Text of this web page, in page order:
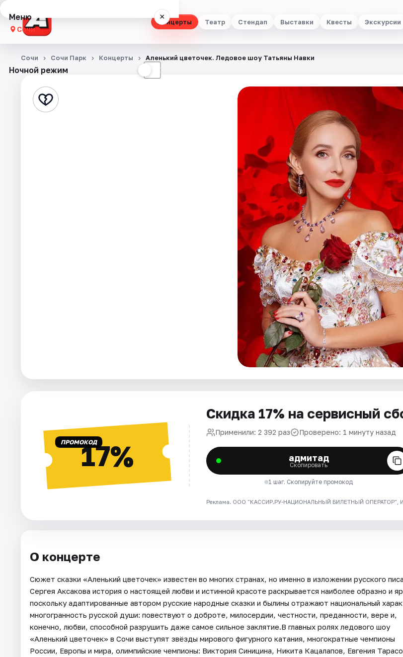
Концерты Театр Стендап Выставки Квесты Экскурсии
Меню ×
Сочи
Концерты
Стендап
Ночной режим ☾
Сочи Сочи Парк Концерты Аленький цветочек. Ледовое шоу Татьяны Навки
ПРОМОКОД17%
Скидка 17% на сервисный
Применили: 2 392 раз Проверено: 1 минуту назад
адмитад
Скопировать
1 шаг. Скопируйте промокод
Реклама. ООО "КАССИР.РУ-НАЦИОНАЛЬНЫЙ БИЛЕТНЫЙ ОПЕРАТОР",
О концерте
Сюжет сказки «Аленький цветочек» известен во многих странах, но именно в изложении русского
Сергея Аксакова история о настоящей любви и истинной красоте раскрывается наиболее образно и
поскольку адаптированные автором русские народные сказки и былины отражают национальный
многогранность русской души: повествуют о доброте, милосердии, честности, преданности, вере и,
конечно, любви, способной разрушить даже самое сильное заклятие.В главных ролях ледового шоу
«Аленький цветочек» в Сочи выступят звёзды мирового фигурного катания, многократные чемпионы
России, Европы и мира, олимпийские чемпионы: Виктория Синицина, Никита Кацалапов, Евгения